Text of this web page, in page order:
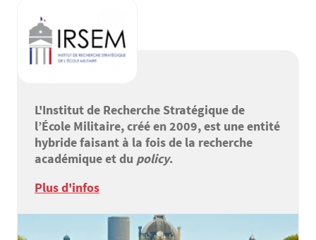
L'Institut de Recherche Stratégique de
l’École Militaire, créé en 2009, est une entité
hybride faisant à la fois de la recherche
académique et du policy.
Plus d'infos